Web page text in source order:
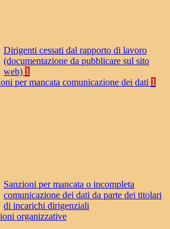
Dirigenti cessati dal rapporto di lavoro
(documentazione da pubblicare sul sito
web) 1
per mancata comunicazione dei dati 1
Sanzioni per mancata o incompleta
comunicazione dei dati da parte dei titolari
di incarichi dirigenziali
organizzative